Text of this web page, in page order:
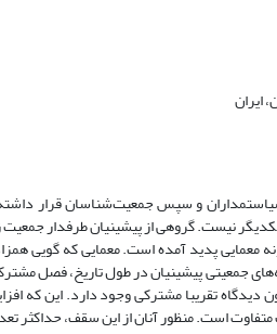
ایران
و سپس جمعیت‌شناسان قرار
نیست. گروهی از پیشینیان طرفدار
معمایی پدید آمده است. معمایی که گویی
جمعیتی پیشینیان در طول تاریخ، فصل
دیدگاه تقریبا مشترکی وجود دارد. این
است. منظور آنان از این سقف، حداکثر